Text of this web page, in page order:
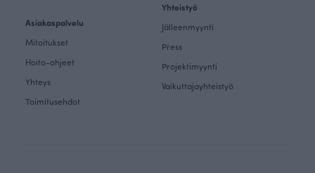
Asiakaspalvelu
Mitoitukset
Hoito-ohjeet
Yhteys
Toimitusehdot
Yhteistyö
Jälleenmyynti
Press
Projektimyynti
Vaikuttajayhteistyö